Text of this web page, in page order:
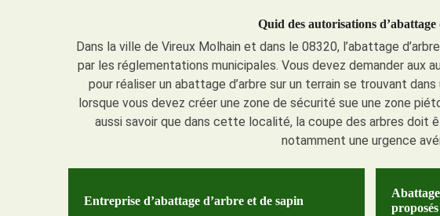
Quid des autorisations d’abattage
Dans la ville de Vireux Molhain et dans le 08320, l’abattage
par les réglementations municipales. Vous devez demander aux
pour réaliser un abattage d’arbre sur un terrain se trouvant
lorsque vous devez créer une zone de sécurité sue une zone
aussi savoir que dans cette localité, la coupe des arbres doit
notamment une urgence
Entreprise d’abattage d’arbre et de sapin